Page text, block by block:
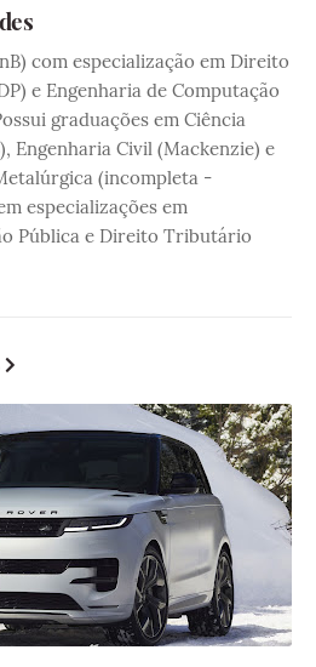
com especialização em Direito
e Engenharia de Computação
graduações em Ciência
Engenharia Civil (Mackenzie) e
(incompleta -
especializações em
Pública e Direito Tributário